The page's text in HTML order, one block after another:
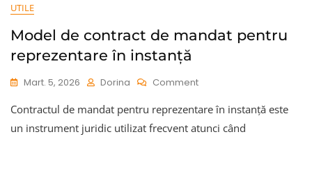
UTILE
Model de contract de mandat pentru
reprezentare în instanță
Mart. 5, 2026 Dorina CommentOn
De
Contract
Contractul de mandat pentru reprezentare în instanță este
un instrument juridic utilizat frecvent atunci când